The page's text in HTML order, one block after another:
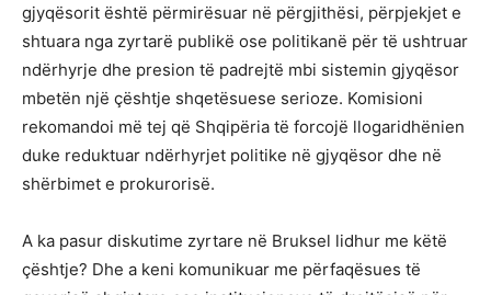
gjyqësorit është përmirësuar në përgjithësi, përpjekjet e
shtuara nga zyrtarë publikë ose politikanë për të ushtruar
ndërhyrje dhe presion të padrejtë mbi sistemin gjyqësor
mbetën një çështje shqetësuese serioze. Komisioni
rekomandoi më tej që Shqipëria të forcojë llogaridhënien
duke reduktuar ndërhyrjet politike në gjyqësor dhe në
shërbimet e prokurorisë.
A ka pasur diskutime zyrtare në Bruksel lidhur me këtë
çështje? Dhe a keni komunikuar me përfaqësues të